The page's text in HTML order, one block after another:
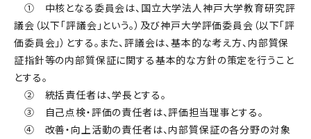
① 中核となる委員会は、国立大学法人神戸大学教育研究評
議会（以下「評議会」という。）及び神戸大学評価委員会（以下「評
価委員会」）とする。また、評議会は、基本的な考え方、内部質保
証指針等の内部質保証に関する基本的な方針の策定を行うこと
とする。
② 統括責任者は、学長とする。
③ 自己点検・評価の責任者は、評価担当理事とする。
④ 改善・向上活動の責任者は、内部質保証の各分野の対象